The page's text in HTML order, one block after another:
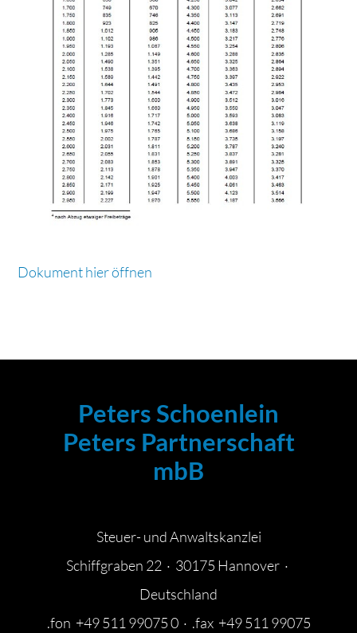
Dokument hier öffnen
Peters Schoenlein
Peters Partnerschaft
mbB
Steuer- und Anwaltskanzlei
Schiffgraben 22 · 30175 Hannover ·
Deutschland
.fon +49 511 99075 0 · .fax +49 511 99075